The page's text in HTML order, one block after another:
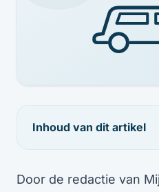
Inhoud van dit artikel
Door de redactie van